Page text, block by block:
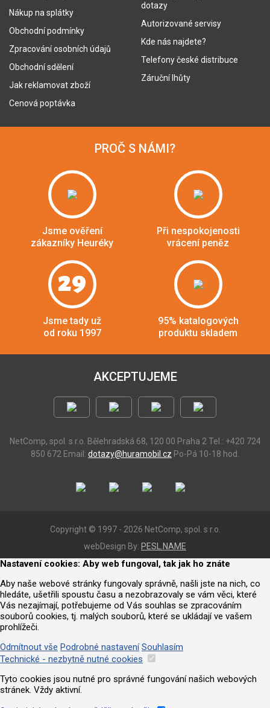
Nákup na splátky
Obchodní podmínky
Zpracování osobních údajů
Obchodní sdělení
Jak reklamovat zboží
Cenová poptávka
dotazy
Autorizované servisy
Kde nás najdete?
Telefony české distribuce
Záruční lhůty
PROČ S NÁMI?
Jsme ověření
zákazníky Heuréky
Při nespokojenosti
vrácení peněz
29
Jsme tady už
od roku 1997
95% katalogových
produktu skladem
AKCEPTUJEME
NetComp, spol. s r.o. Bělehradská 68, 120 00 Praha 2 Tel.: +420 724
850 672 Email: dotazy@huramobil.cz Po-Pá 10-18 hod.
Copyright © 1997 - 2026 NetComp, spol. s r.o.
webDesign By: PESL.NAME
Nastavení cookies: Aby web fungoval, tak jak ho znáte
Aby naše webové stránky fungovaly správně, našli jste na nich, co
hledáte, ušetřili spoustu času a nezobrazovaly se vám věci, které
Vás nezajímají, potřebujeme od Vás souhlas se zpracováním
souborů cookies, tj. malých souborů, které se ukládají ve vašem
prohlížeči.
Odmítnout vše Podrobné nastavení Souhlasím
Technické - nezbytně nutné cookies
Tyto cookies jsou nutné pro správné fungování našich webových
stránek. Vždy aktivní.